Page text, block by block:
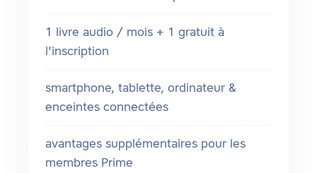
1 livre audio / mois + 1 gratuit à
l'inscription
smartphone, tablette, ordinateur &
enceintes connectées
avantages supplémentaires pour les
membres Prime